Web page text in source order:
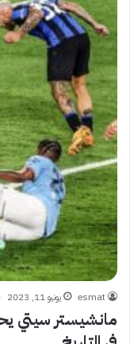
esmat يونيو 11, 2023
مانشيستر سيتي